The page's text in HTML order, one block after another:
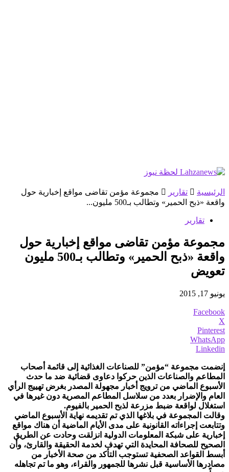
الرئيسية تقارير
مجموعة مؤمن تقاضى مواقع إخبارية حول
واقعة «ذبح الحمير» وتطالب بـ500 مليون...
تقارير
مجموعة مؤمن تقاضى مواقع إخبارية حول
واقعة «ذبح الحمير» وتطالب بـ500 مليون
تعويض
يونيو 17, 2015
Facebook
X
Pinterest
WhatsApp
Linkedin
إنضمت مجموعة “مؤمن” للصناعات الغذائية إلى قائمة أصحاب
المطاعم والصناعات الذين حركوا دعاوى قضائية ضد ما حدث
الأسبوع الماضي من ترويج أخبار مجهولة المصدر بغرض تهييج الرأي
العام والإضرار بعدد من سلاسل المطاعم المصرية دون غيرها في
استغلال لواقعة ضبط مزرعة لذبح الحمير بالفيوم.
وقالت المجموعة في بلاغها الذي تم تقديمه نهاية الأسبوع الماضي
وتتابعت إجراءاته القانونية على مدى الأيام الماضية أن هناك مواقع
إخبارية على شبكة المعلومات الدولية انزلقت وحادت عن الطريق
الصحيح للصحافة المحايدة التي تهدف لخدمة الحقيقة والقارئ، وأن
أبسط القواعد الصحفية تستوجب التأكد من صحة الأخبار من
مصادرها الأساسية قبل نشرها للجمهور والقراء، وهو ما تم تجاهله